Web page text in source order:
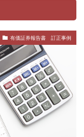
有価証券報告書 訂正事例